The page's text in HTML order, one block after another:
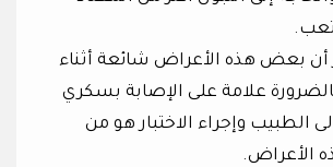
تعب.
أن بعض هذه الأعراض شائعة أثناء
علامة على الإصابة بسكري
الطبيب وإجراء الاختبار هو من
الأعراض.